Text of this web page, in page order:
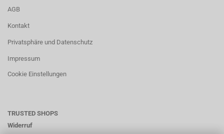
AGB
Kontakt
Privatsphäre und Datenschutz
Impressum
Cookie Einstellungen
TRUSTED SHOPS
Widerruf